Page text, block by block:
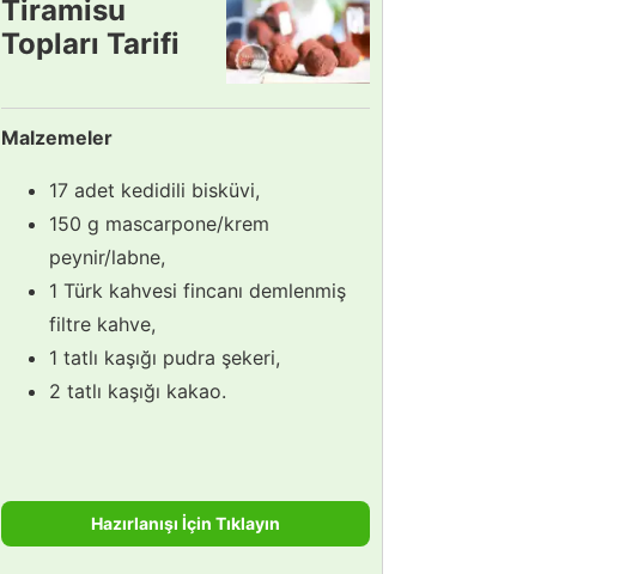
Tiramisu
Topları Tarifi
Malzemeler
17 adet kedidili bisküvi,
150 g mascarpone/krem
peynir/labne,
1 Türk kahvesi fincanı demlenmiş
filtre kahve,
1 tatlı kaşığı pudra şekeri,
2 tatlı kaşığı kakao.
Hazırlanışı İçin Tıklayın